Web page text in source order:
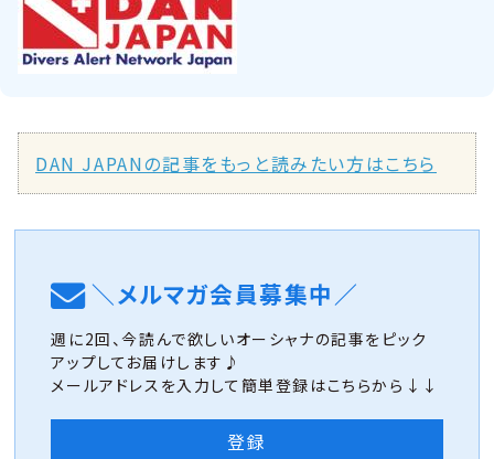
DAN JAPANの記事をもっと読みたい方はこちら
＼メルマガ会員募集中／
週に2回、今読んで欲しいオーシャナの記事をピック
アップしてお届けします♪
メールアドレスを入力して簡単登録はこちらから↓↓
登録